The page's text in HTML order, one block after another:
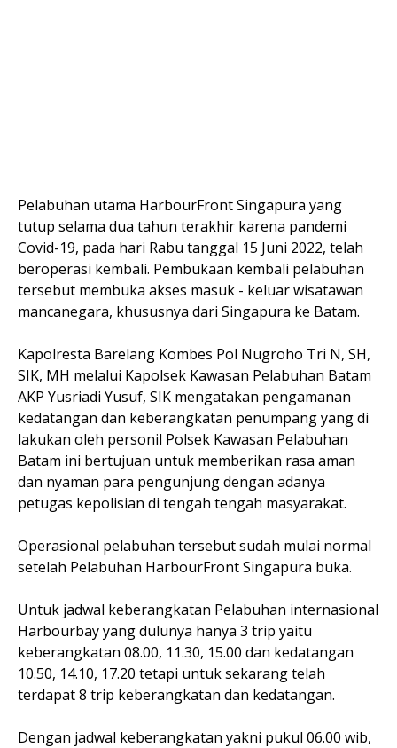
Pelabuhan utama HarbourFront Singapura yang
tutup selama dua tahun terakhir karena pandemi
Covid-19, pada hari Rabu tanggal 15 Juni 2022, telah
beroperasi kembali. Pembukaan kembali pelabuhan
tersebut membuka akses masuk - keluar wisatawan
mancanegara, khususnya dari Singapura ke Batam.
Kapolresta Barelang Kombes Pol Nugroho Tri N, SH,
SIK, MH melalui Kapolsek Kawasan Pelabuhan Batam
AKP Yusriadi Yusuf, SIK mengatakan pengamanan
kedatangan dan keberangkatan penumpang yang di
lakukan oleh personil Polsek Kawasan Pelabuhan
Batam ini bertujuan untuk memberikan rasa aman
dan nyaman para pengunjung dengan adanya
petugas kepolisian di tengah tengah masyarakat.
Operasional pelabuhan tersebut sudah mulai normal
setelah Pelabuhan HarbourFront Singapura buka.
Untuk jadwal keberangkatan Pelabuhan internasional
Harbourbay yang dulunya hanya 3 trip yaitu
keberangkatan 08.00, 11.30, 15.00 dan kedatangan
10.50, 14.10, 17.20 tetapi untuk sekarang telah
terdapat 8 trip keberangkatan dan kedatangan.
Dengan jadwal keberangkatan yakni pukul 06.00 wib,